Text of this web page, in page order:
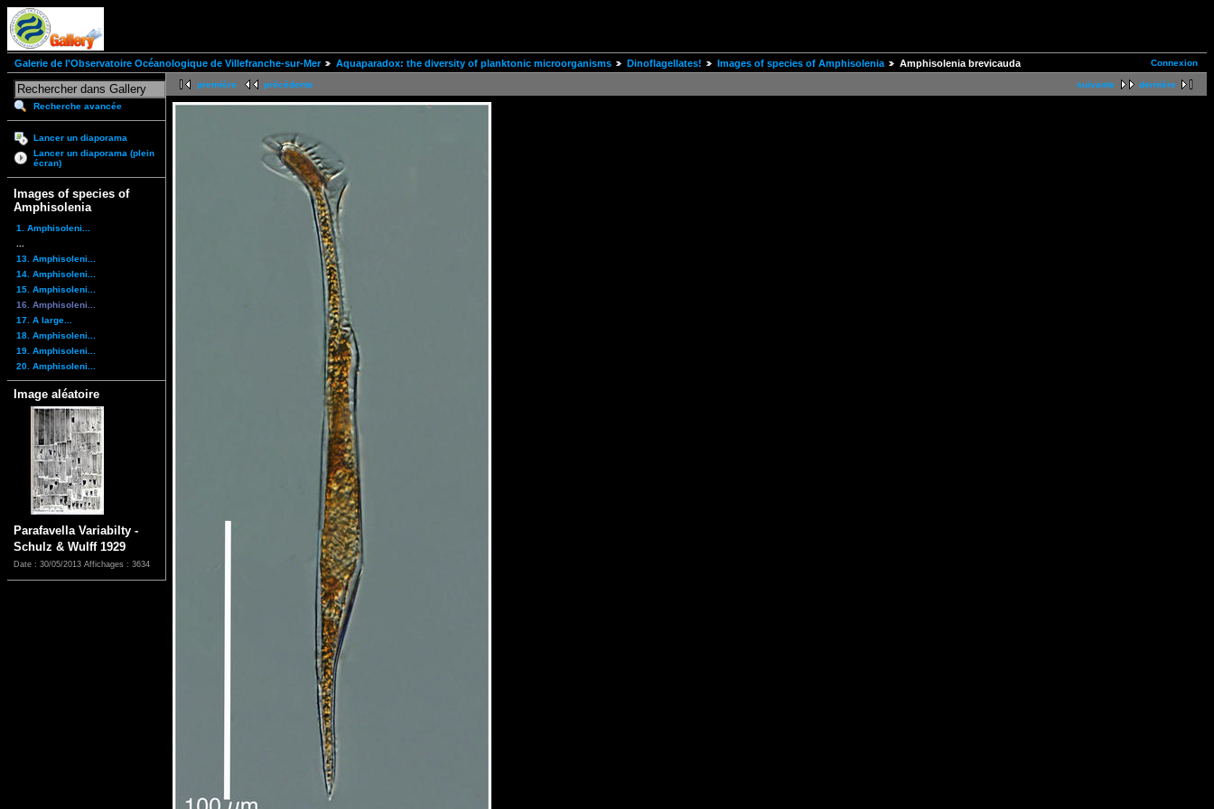
Connexion
Galerie de l'Observatoire Océanologique de Villefranche-sur-Mer Aquaparadox: the diversity of planktonic microorganisms Dinoflagellates! Images of species of Amphisolenia Amphisolenia brevicauda
Recherche avancée
Lancer un diaporama
Lancer un diaporama (plein
écran)
Images of species of
Amphisolenia
1. Amphisoleni...
13. Amphisoleni...
14. Amphisoleni...
15. Amphisoleni...
16. Amphisoleni...
17. A large...
18. Amphisoleni...
19. Amphisoleni...
20. Amphisoleni...
Image aléatoire
Parafavella Variabilty -
Schulz & Wulff 1929
Date : 30/05/2013 Affichages : 3634
suivante dernière
première précédente